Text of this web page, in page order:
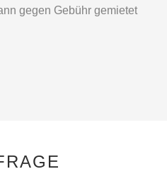
gegen Gebühr gemietet